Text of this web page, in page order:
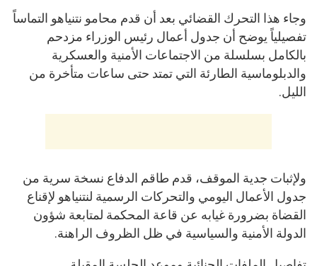
وجاء هذا التحرك القضائي بعد أن قدم محامو نتنياهو التماساً
تفصيلياً يوضح أن جدول أعمال رئيس الوزراء مزدحم
بالكامل بسلسلة من الاجتماعات الأمنية والعسكرية
والدبلوماسية الطارئة التي تمتد حتى ساعات متأخرة من
الليل.
ولإثبات جدية الموقف، قدم طاقم الدفاع نسخة سرية من
جدول الأعمال اليومي والتحركات الرسمية لنتنياهو لإقناع
القضاة بضرورة غيابه عن قاعة المحكمة لمتابعة شؤون
الدولة الأمنية والسياسية في ظل الظروف الراهنة.